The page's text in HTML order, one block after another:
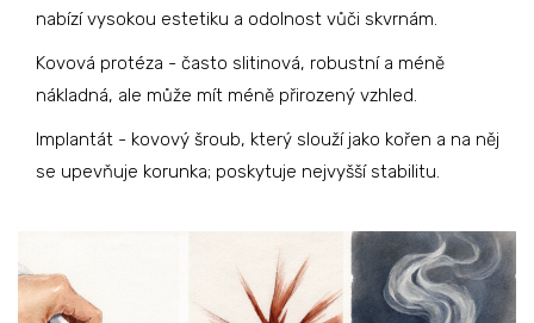
nabízí vysokou estetiku a odolnost vůči skvrnám.
Kovová protéza - často slitinová, robustní a méně
nákladná, ale může mít méně přirozený vzhled.
Implantát - kovový šroub, který slouží jako kořen a na něj
se upevňuje korunka; poskytuje nejvyšší stabilitu.